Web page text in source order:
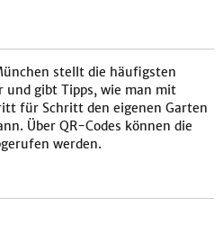
stellt die häufigsten
und gibt Tipps, wie man mit
für Schritt den eigenen Garten
Über QR-Codes können die
werden.